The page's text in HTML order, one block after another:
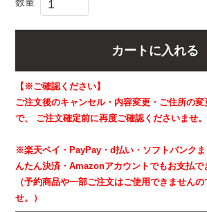
カートに入れる
【※ご確認ください】
ご注文後のキャンセル・内容変更・ご住所の
で、
ご注文確定前に再度ご確認くださいませ。
※楽天ペイ・PayPay・d払い・ソフトバンク
んたん決済・Amazonアカウントでもお支払で
（予約商品や一部ご注文はご使用できません
せ。）